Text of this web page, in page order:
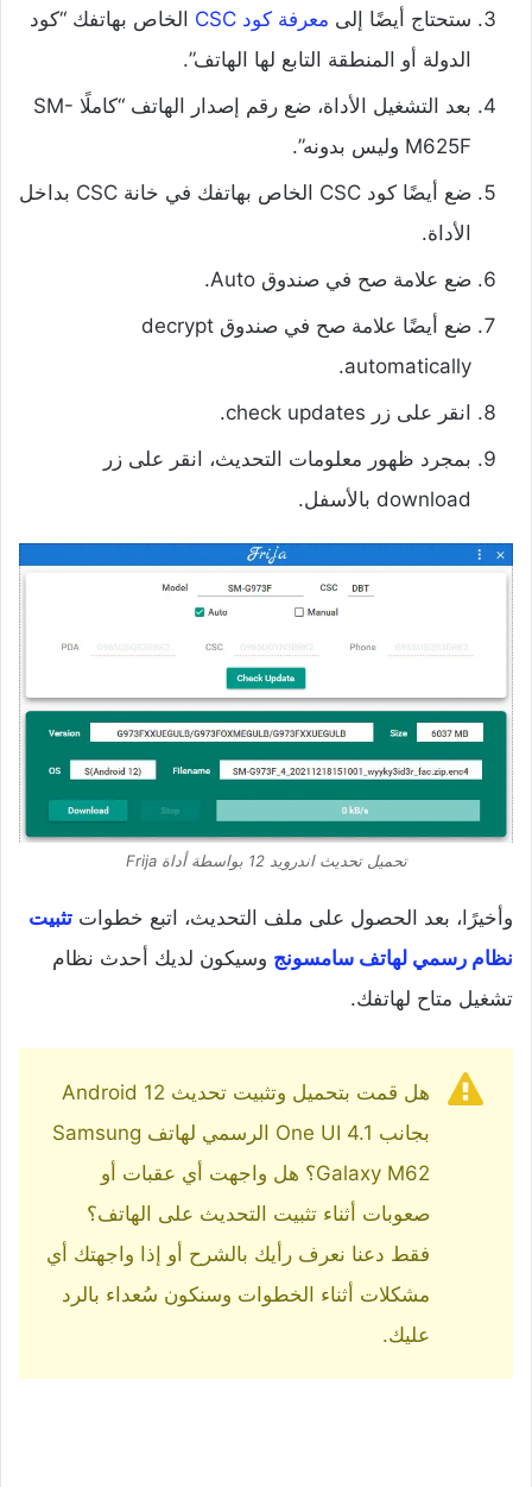
ستحتاج أيضًا إلى معرفة كود CSC
الخاص بهاتفك “كود
الدولة أو المنطقة التابع لها الهاتف”.
بعد التشغيل الأداة، ضع رقم إصدار الهاتف “كاملًا SM-
M625F وليس بدونه”.
ضع أيضًا كود CSC الخاص بهاتفك في خانة CSC بداخل
الأداة.
ضع علامة صح في صندوق Auto.
ضع أيضًا علامة صح في صندوق decrypt
automatically.
انقر على زر check updates.
بمجرد ظهور معلومات التحديث، انقر على زر
download بالأسفل.
تحميل تحديث اندرويد 12 بواسطة أداة Frija
وأخيرًا، بعد الحصول على ملف التحديث، اتبع خطوات تثبيت
نظام رسمي لهاتف سامسونج وسيكون لديك أحدث نظام
تشغيل متاح لهاتفك.
هل قمت بتحميل وتثبيت تحديث Android 12
بجانب One UI 4.1 الرسمي لهاتف Samsung
Galaxy M62؟ هل واجهت أي عقبات أو
صعوبات أثناء تثبيت التحديث على الهاتف؟
فقط دعنا نعرف رأيك بالشرح أو إذا واجهتك أي
مشكلات أثناء الخطوات وسنكون سُعداء بالرد
عليك.